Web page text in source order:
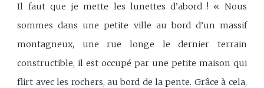
Il faut que je mette les lunettes d’abord ! « Nous
sommes dans une petite ville au bord d’un massif
montagneux, une rue longe le dernier terrain
constructible, il est occupé par une petite maison qui
flirt avec les rochers, au bord de la pente. Grâce à cela,